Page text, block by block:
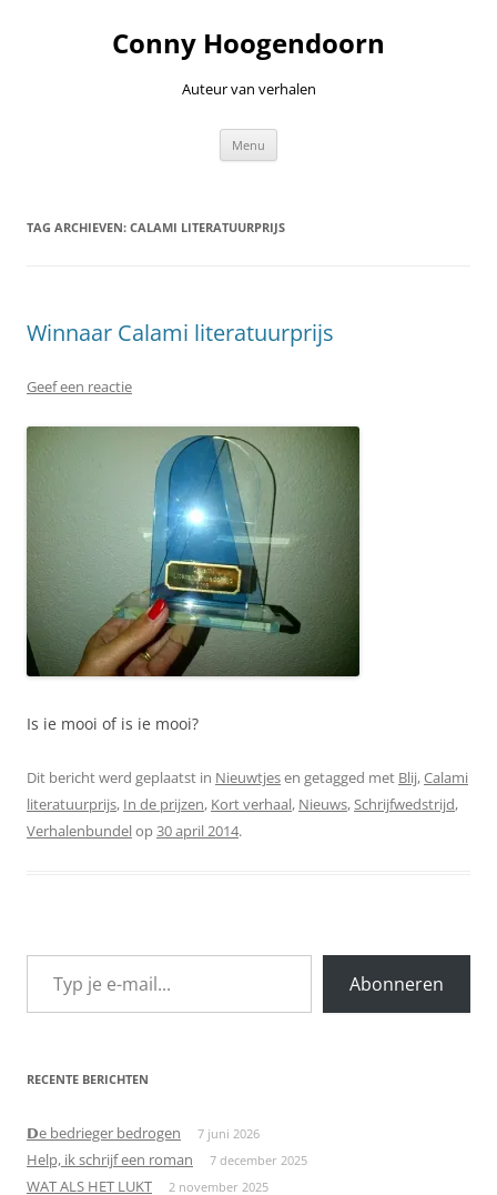
Conny Hoogendoorn
Auteur van verhalen
Menu
TAG ARCHIEVEN: CALAMI LITERATUURPRIJS
Winnaar Calami literatuurprijs
Geef een reactie
Is ie mooi of is ie mooi?
Dit bericht werd geplaatst in Nieuwtjesen getagged met Blij,Calami
literatuurprijs, In de prijzen, Kort verhaal, Nieuws,Schrijfwedstrijd,
Verhalenbundelop30 april 2014.
Typ je e-mail...
Abonneren
RECENTE BERICHTEN
𝗗e bedrieger bedrogen 7 juni 2026
Help, ik schrijf een roman 7 december 2025
WAT ALS HET LUKT 2 november 2025